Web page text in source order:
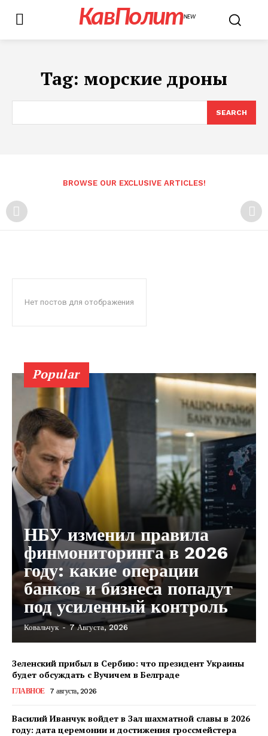
КавПолитNEW
Tag: морские дроны
SEARCH
BROWSE OUR EXCLUSIVE ARTICLES!
Нет постов для отображения
Popular
НБУ изменил правила
финмониторинга в 2026
году: какие операции
банков и бизнеса попадут
под усиленный контроль
Ковальчук - 7 Августа, 2026
Зеленский прибыл в Сербию: что президент Украины
будет обсуждать с Вучичем в Белграде
ГЛАВНОЕ 7 августа, 2026
Василий Иванчук войдет в Зал шахматной славы в 2026
году: дата церемонии и достижения гроссмейстера